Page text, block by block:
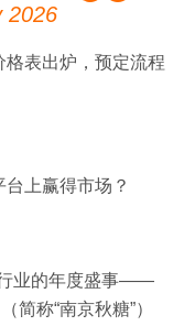
2026
格表出炉，预定流程
上赢得市场？
业的年度盛事——
简称“南京秋糖”）